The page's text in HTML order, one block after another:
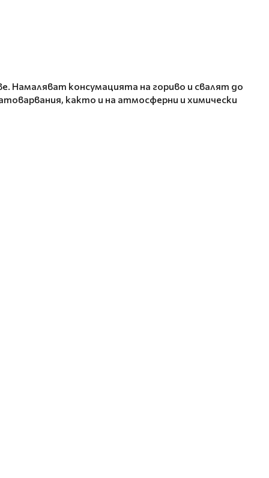
Намаляват консумацията на гориво и свалят до
както и на атмосферни и химически